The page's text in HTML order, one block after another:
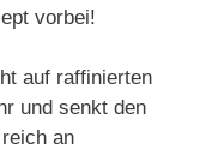
vorbei!
auf raffinierten
und senkt den
an